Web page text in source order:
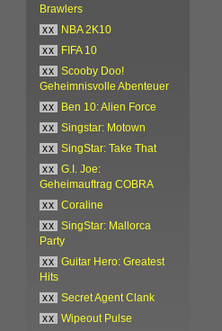
Brawlers
xx
NBA 2K10
xx
FIFA 10
xx
Scooby Doo!
Geheimnisvolle Abenteuer
xx
Ben 10: Alien Force
xx
Singstar: Motown
xx
SingStar: Take That
xx
G.I. Joe:
Geheimauftrag COBRA
xx
Coraline
xx
SingStar: Mallorca
Party
xx
Guitar Hero: Greatest
Hits
xx
Secret Agent Clank
xx
Wipeout Pulse